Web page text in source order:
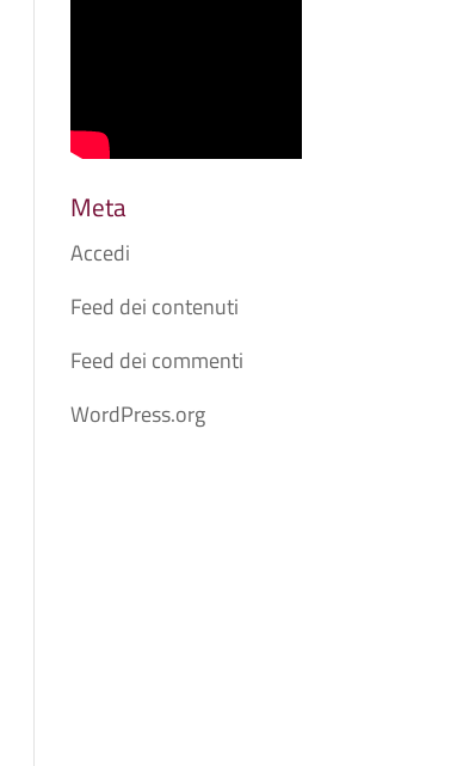
Meta
Accedi
Feed dei contenuti
Feed dei commenti
WordPress.org